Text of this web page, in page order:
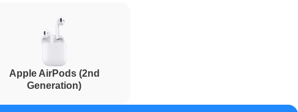
Apple AirPods (2nd
Generation)